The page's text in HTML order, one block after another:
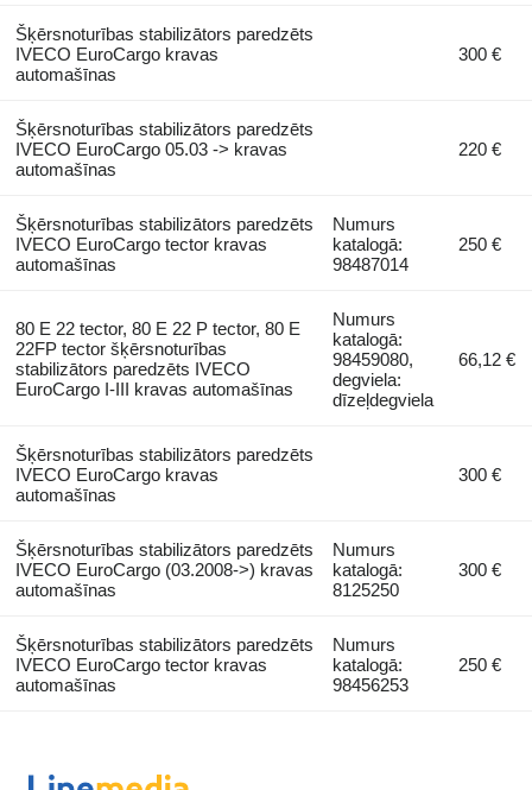
Šķērsnoturības stabilizātors paredzēts
IVECO EuroCargo kravas
automašīnas
300 €
Šķērsnoturības stabilizātors paredzēts
IVECO EuroCargo 05.03 -> kravas
automašīnas
220 €
Šķērsnoturības stabilizātors paredzēts
IVECO EuroCargo tector kravas
automašīnas
Numurs
katalogā:
98487014
250 €
80 E 22 tector, 80 E 22 P tector, 80 E
22FP tector šķērsnoturības
stabilizātors paredzēts IVECO
EuroCargo I-III kravas automašīnas
Numurs
katalogā:
98459080,
degviela:
dīzeļdegviela
66,12 €
Šķērsnoturības stabilizātors paredzēts
IVECO EuroCargo kravas
automašīnas
300 €
Šķērsnoturības stabilizātors paredzēts
IVECO EuroCargo (03.2008->) kravas
automašīnas
Numurs
katalogā:
8125250
300 €
Šķērsnoturības stabilizātors paredzēts
IVECO EuroCargo tector kravas
automašīnas
Numurs
katalogā:
98456253
250 €